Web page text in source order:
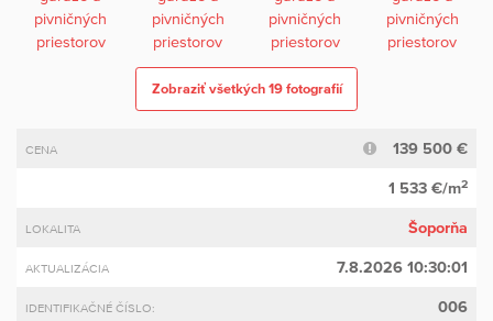
Zobraziť všetkých 19 fotografií
CENA 139 500 €
1 533 €/m2
LOKALITA Šoporňa
AKTUALIZÁCIA 7.8.2026 10:30:01
IDENTIFIKAČNÉ ČÍSLO: 006